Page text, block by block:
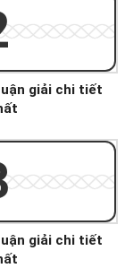
giải chi tiết
giải chi tiết